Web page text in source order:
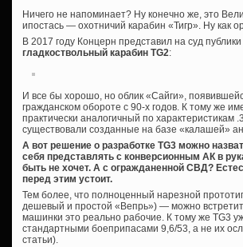
Ничего не напоминает? Ну конечно же, это
ипостась — охотничий карабин «Тигр». Ну как
В 2017 году Концерн представил на суд
гладкоствольный карабин TG2:
И все бы хорошо, но облик «Сайги»,
гражданском обороте с 90-х годов. К тому же
практически аналогичный по
существовали созданные на базе «калашей»
А вот решение о разработке TG3 можно
себя представлять с конверсионным АК в
быть не хочет. А с огражданенной СВД?
перед этим устоит.
Тем более, что полноценный нарезной
дешевый и простой «Вепрь») — можно
машинки это реально рабочие. К тому же TG3
стандартными боеприпасами 9,6/53, а не их
статьи).